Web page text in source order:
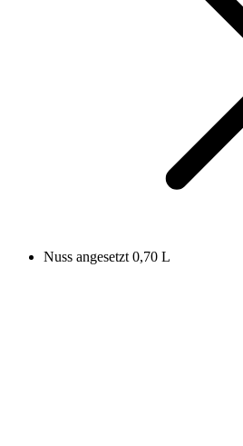
Nuss angesetzt 0,70 L